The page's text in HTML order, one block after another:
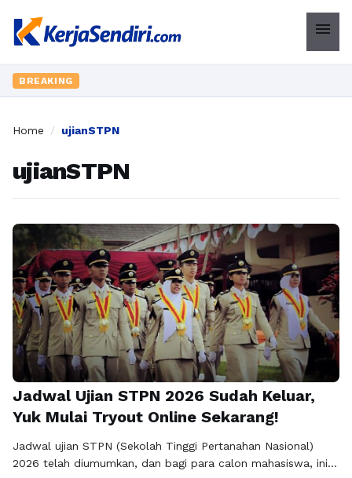
menu
BREAKING
Home / ujianSTPN
ujianSTPN
Jadwal Ujian STPN 2026 Sudah Keluar,
Yuk Mulai Tryout Online Sekarang!
Jadwal ujian STPN (Sekolah Tinggi Pertanahan Nasional)
2026 telah diumumkan, dan bagi para calon mahasiswa, ini